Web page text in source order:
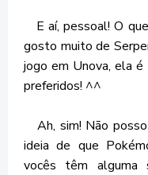
E aí, pessoal! O
gosto muito de
jogo em Unova, ela
preferidos! ^^
Ah, sim! Não
ideia de que
vocês têm alguma